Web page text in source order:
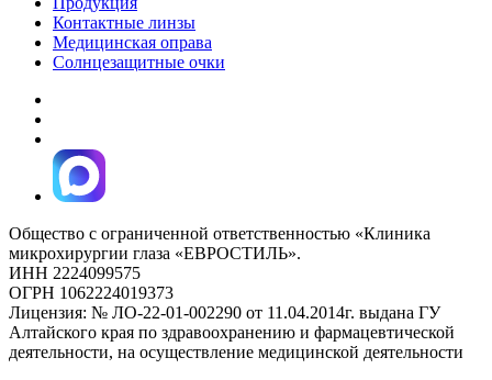
Контактные линзы
Медицинская оправа
Солнцезащитные очки
Общество с ограниченной ответственностью «Клиника
микрохирургии глаза «ЕВРОСТИЛЬ».
ИНН 2224099575
ОГРН 1062224019373
Лицензия: № ЛО-22-01-002290 от 11.04.2014г. выдана ГУ
Алтайского края по здравоохранению и фармацевтической
деятельности, на осуществление медицинской деятельности